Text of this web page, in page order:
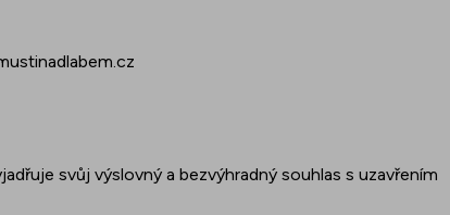
svůj výslovný a bezvýhradný souhlas s uzavřením